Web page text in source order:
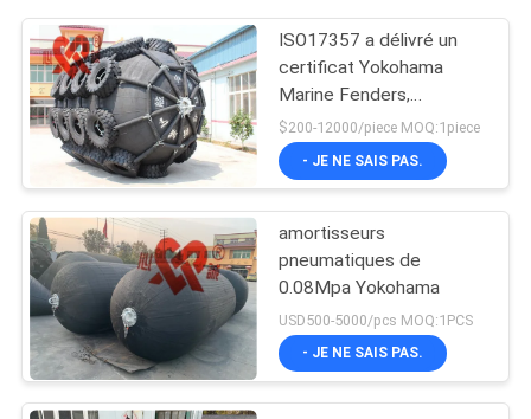
ISO17357 a délivré un
certificat Yokohama
Marine Fenders,
amortisseur en
caoutchouc
pneumatique
$200-12000/piece MOQ:1piece
- JE NE SAIS PAS.
amortisseurs
pneumatiques de
0.08Mpa Yokohama
USD500-5000/pcs MOQ:1PCS
- JE NE SAIS PAS.